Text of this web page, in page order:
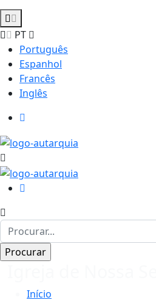
PT
Português
Espanhol
Francês
Inglês
Início